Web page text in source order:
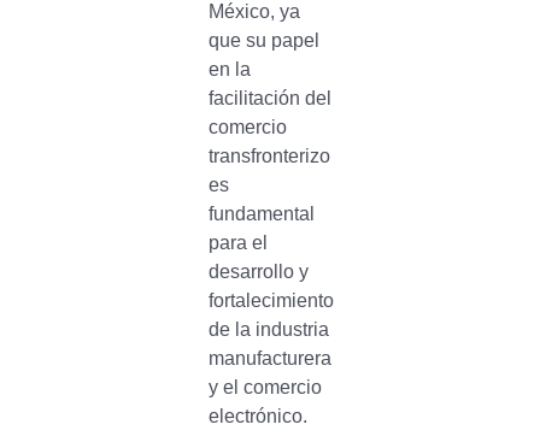
México, ya
que su papel
en la
facilitación del
comercio
transfronterizo
es
fundamental
para el
desarrollo y
fortalecimiento
de la industria
manufacturera
y el comercio
electrónico.